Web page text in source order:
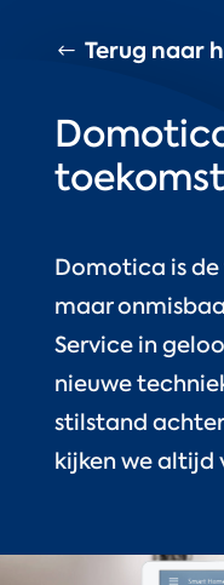
Terug naar
toekomst
Domotica is
maar
Service in
nieuwe
stilstand
kijken we altijd